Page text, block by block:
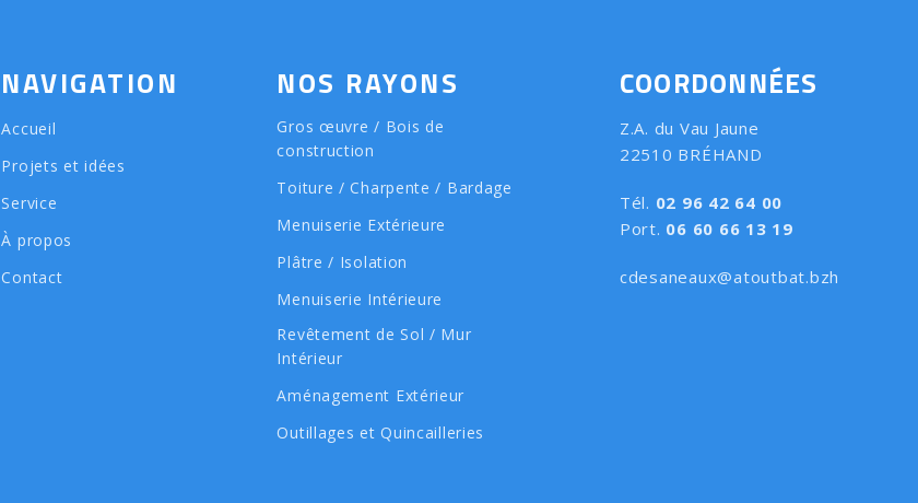
NAVIGATION
Accueil
Projets et idées
Service
À propos
Contact
NOS RAYONS
Gros œuvre / Bois de
construction
Toiture / Charpente / Bardage
Menuiserie Extérieure
Plâtre / Isolation
Menuiserie Intérieure
Revêtement de Sol / Mur
Intérieur
Aménagement Extérieur
Outillages et Quincailleries
COORDONNÉES
Z.A. du Vau Jaune
22510 BRÉHAND
Tél. 02 96 42 64 00
Port. 06 60 66 13 19
cdesaneaux@atoutbat.bzh